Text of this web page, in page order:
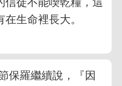
生命裡長大。
保羅繼續說，『因